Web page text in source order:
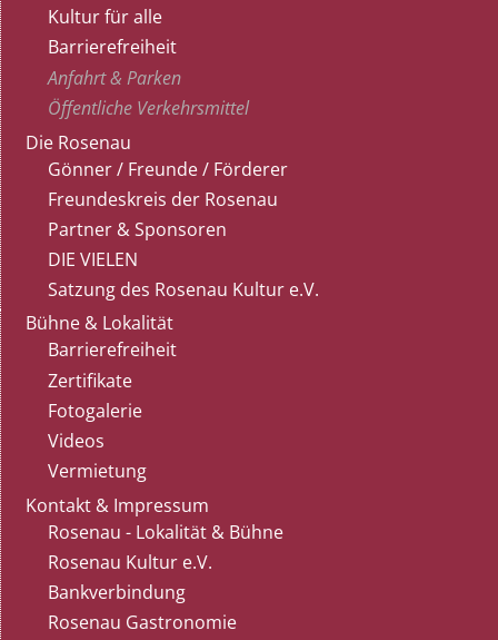
Kultur für alle
Barrierefreiheit
Anfahrt & Parken
Öffentliche Verkehrsmittel
Die Rosenau
Gönner / Freunde / Förderer
Freundeskreis der Rosenau
Partner & Sponsoren
DIE VIELEN
Satzung des Rosenau Kultur e.V.
Bühne & Lokalität
Barrierefreiheit
Zertifikate
Fotogalerie
Videos
Vermietung
Kontakt & Impressum
Rosenau - Lokalität & Bühne
Rosenau Kultur e.V.
Bankverbindung
Rosenau Gastronomie